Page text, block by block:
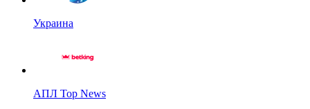
Украина
АПЛ Top News